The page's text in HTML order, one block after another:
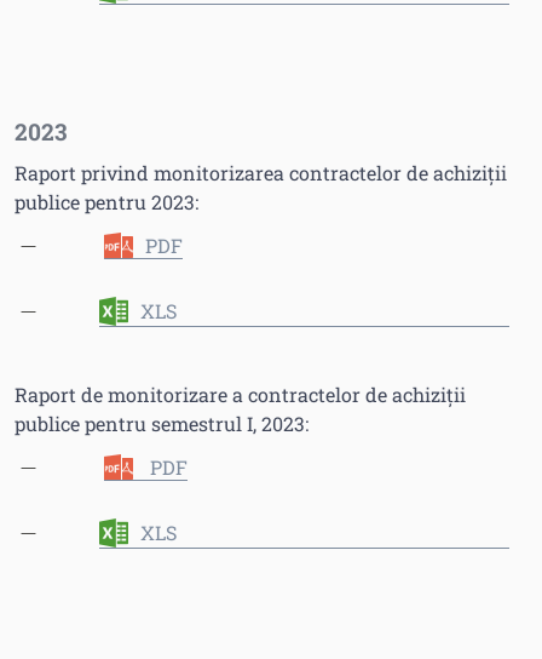
2023
Raport privind monitorizarea contractelor de achiziții
publice pentru 2023:
PDF
XLS
Raport de monitorizare a contractelor de achiziții
publice pentru semestrul I, 2023:
PDF
XLS